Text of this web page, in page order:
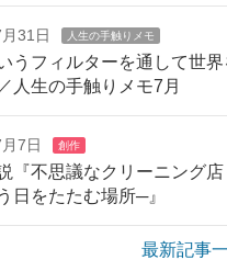
31日 人生の手触りメモ
うフィルターを通して世界
人生の手触りメモ7月
7日 創作
『不思議なクリーニング
日をたたむ場所─』
最新記事